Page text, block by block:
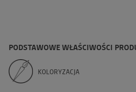
PODSTAWOWE WŁAŚCIWOŚCI
KOLORYZACJA